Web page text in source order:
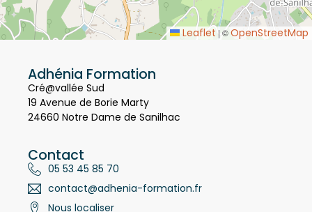
Adhénia Formation
Cré@vallée Sud
19 Avenue de Borie Marty
Contact
05 53 45 85 70
contact@adhenia-formation.fr